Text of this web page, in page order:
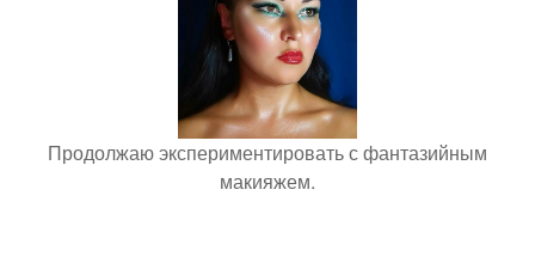
Продолжаю экспериментировать с фантазийным
макияжем.